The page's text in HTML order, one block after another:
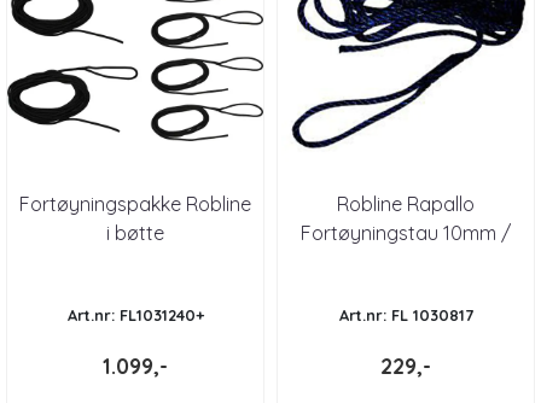
Fortøyningspakke Robline
i bøtte
Art.nr: FL1031240+
1.099,-
Robline Rapallo
Fortøyningstau 10mm /
Art.nr: FL 1030817
229,-